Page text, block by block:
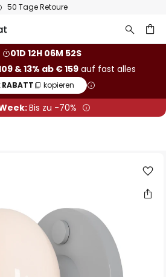
50 Tage Retoure
01D 12H 06M 52S
& 13% ab € 159auf fast alles
RABATT kopieren
Bis zu -70%